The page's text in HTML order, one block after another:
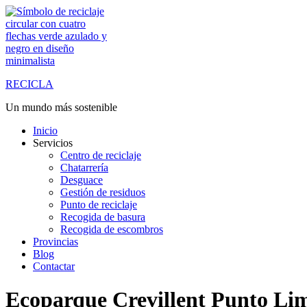
Saltar
al
contenido
RECICLA
Un mundo más sostenible
Inicio
Servicios
Centro de reciclaje
Chatarrería
Desguace
Gestión de residuos
Punto de reciclaje
Recogida de basura
Recogida de escombros
Provincias
Blog
Contactar
Ecoparque Crevillent Punto